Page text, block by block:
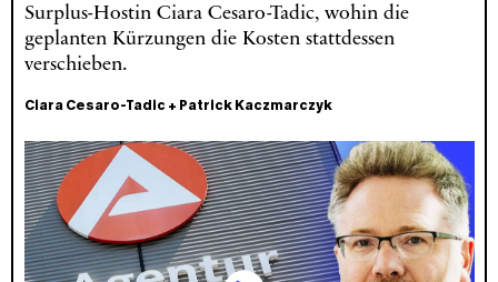
Surplus-Hostin Ciara Cesaro-Tadic, wohin die
geplanten Kürzungen die Kosten stattdessen
verschieben.
Ciara Cesaro-Tadic+ Patrick Kaczmarczyk